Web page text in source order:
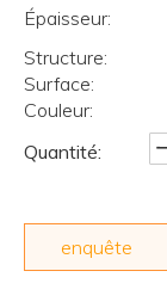
Épaisseur:
Structure:
Surface:
Couleur:
Quantité:
enquête